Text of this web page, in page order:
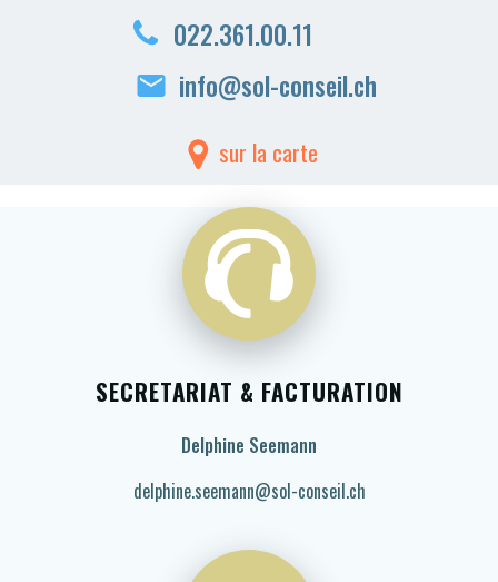
022.361.00.11
info@sol-conseil.ch
sur la carte
SECRETARIAT & FACTURATION
Delphine Seemann
delphine.seemann@sol-conseil.ch